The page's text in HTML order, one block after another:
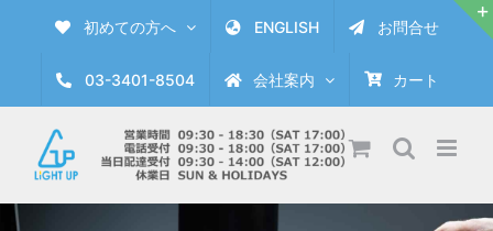
初めての方へ ENGLISH お問合せ
03-3401-8504 会社案内 カート